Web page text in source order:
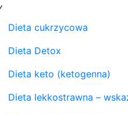
Dieta cukrzycowa
Dieta Detox
Dieta keto (ketogenna)
Dieta lekkostrawna –